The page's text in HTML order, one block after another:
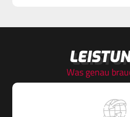
Was genau